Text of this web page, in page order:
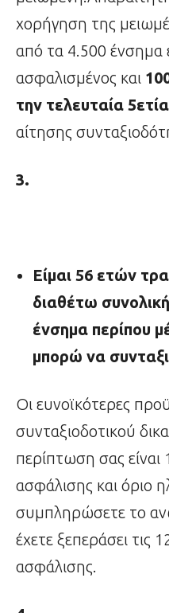
χορήγηση της
από τα 4.500 ένσημα
ασφαλισμένος και
την τελευταία
αίτησης
3.
Είμαι 56 ετών
διαθέτω
ένσημα περίπου
μπορώ να
Οι ευνοϊκότερες
συνταξιοδοτικού
περίπτωση σας είναι
ασφάλισης και όριο
συμπληρώσετε το
έχετε ξεπεράσει τις
ασφάλισης.